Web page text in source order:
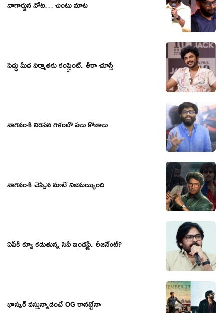
నాగార్జున నోట‌… చింటు మాట‌
సిద్ధు మీద నిర్మాతకు కంప్లైంట్.. తీరా చూస్తే
నాగవంశీ నిరసన గళంలో పలు కోణాలు
నాగవంశీ చెప్పిన మాటే నిజమయ్యింది
ఏపీకి క్యూ క‌డుతున్న సినీ ఇండ‌స్ట్రీ.. రీజ‌నేంటి?
భాస్కర్ వస్తున్నాడంటే OG రానట్టేనా